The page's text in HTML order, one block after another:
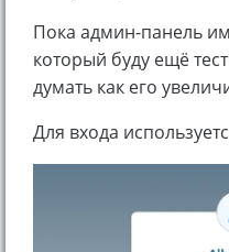
Пока админ-панель
который буду ещё
думать как его
Для входа